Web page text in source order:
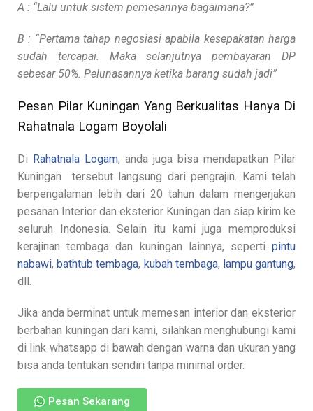
A : “Lalu untuk sistem pemesannya bagaimana?”
B : “Pertama tahap negosiasi apabila kesepakatan harga
sudah tercapai. Maka selanjutnya pembayaran DP
sebesar 50%. Pelunasannya ketika barang sudah jadi”
Pesan Pilar Kuningan Yang Berkualitas Hanya Di
Rahatnala Logam Boyolali
Di Rahatnala Logam, anda juga bisa mendapatkan Pilar
Kuningan tersebut langsung dari pengrajin. Kami telah
berpengalaman lebih dari 20 tahun dalam mengerjakan
pesanan Interior dan eksterior Kuningan dan siap kirim ke
seluruh Indonesia. Selain itu kami juga memproduksi
kerajinan tembaga dan kuningan lainnya, seperti pintu
nabawi,bathtub tembaga, kubah tembaga, lampu gantung,
dll.
Jika anda berminat untuk memesan interior dan eksterior
berbahan kuningan dari kami, silahkan menghubungi kami
di link whatsapp di bawah dengan warna dan ukuran yang
bisa anda tentukan sendiri tanpa minimal order.
Pesan Sekarang